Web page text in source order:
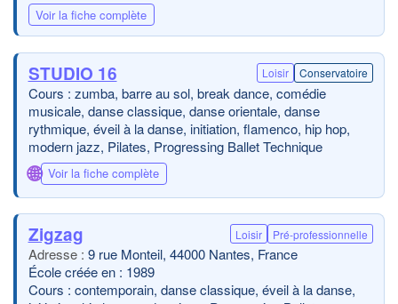
Voir la fiche complète
STUDIO 16 Loisir Conservatoire
Cours : zumba, barre au sol, break dance, comédie
musicale, danse classique, danse orientale, danse
rythmique, éveil à la danse, initiation, flamenco, hip hop,
modern jazz, Pilates, Progressing Ballet Technique
🌐 Voir la fiche complète
Zigzag Loisir Pré-professionnelle
9 rue Monteil, 44000 Nantes, France
École créée en : 1989
Cours : contemporain, danse classique, éveil à la danse,